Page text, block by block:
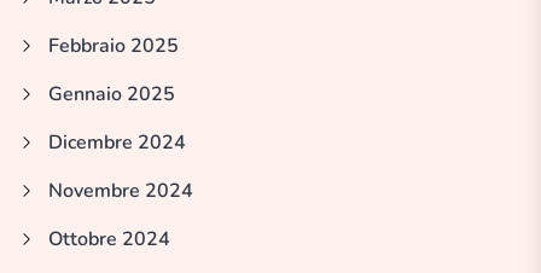
Febbraio 2025
Gennaio 2025
Dicembre 2024
Novembre 2024
Ottobre 2024